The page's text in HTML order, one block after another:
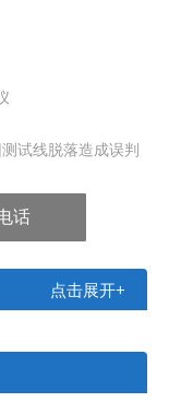
试线脱落造成误判
话
点击展开+